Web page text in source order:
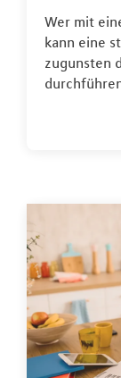
Wer mit
kann eine
zugunsten